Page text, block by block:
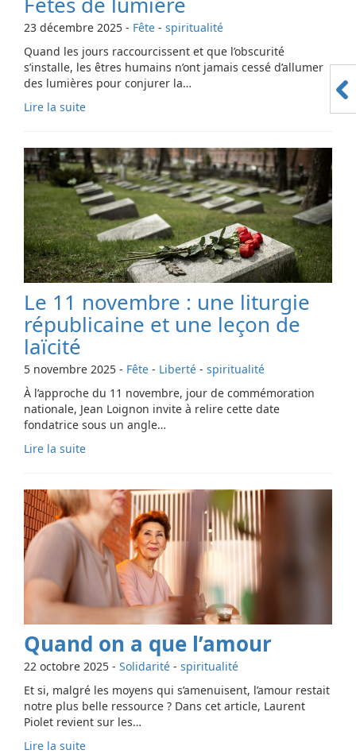
23 décembre 2025 - Fête - spiritualité
Quand les jours raccourcissent et que l’obscurité
s’installe, les êtres humains n’ont jamais cessé d’allumer
des lumières pour conjurer la…
Lire la suite
Le 11 novembre : une liturgie
républicaine et une leçon de
laïcité
5 novembre 2025 - Fête - Liberté - spiritualité
À l’approche du 11 novembre, jour de commémoration
nationale, Jean Loignon invite à relire cette date
fondatrice sous un angle…
Lire la suite
Quand on a que l’amour
22 octobre 2025 - Solidarité - spiritualité
Et si, malgré les moyens qui s’amenuisent, l’amour restait
notre plus belle ressource ? Dans cet article, Laurent
Piolet revient sur les…
Lire la suite